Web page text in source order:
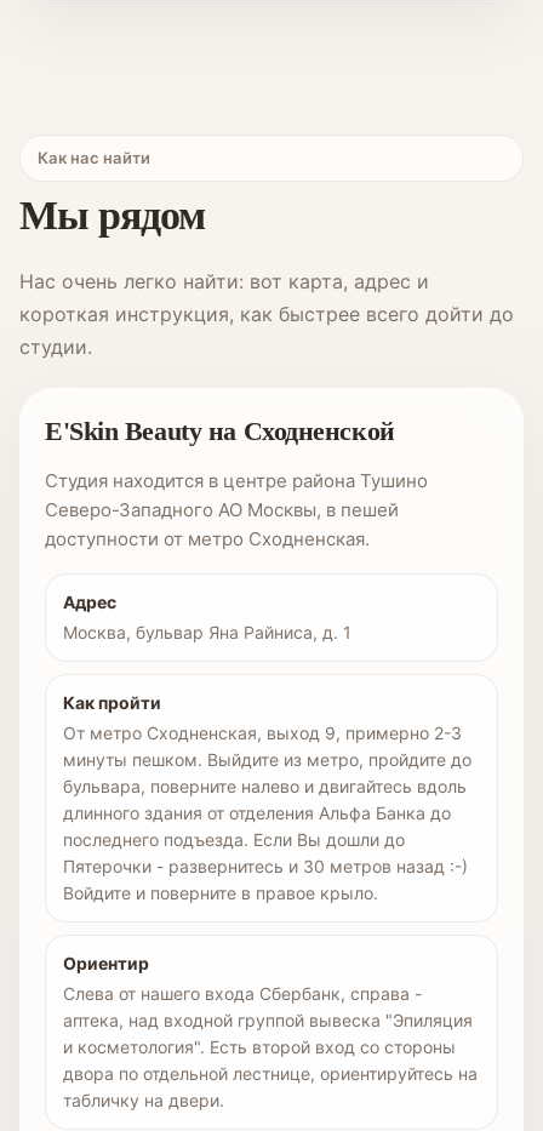
Как нас найти
Мы рядом
Нас очень легко найти: вот карта, адрес и
короткая инструкция, как быстрее всего дойти до
студии.
E'Skin Beauty на Сходненской
Студия находится в центре района Тушино
Северо-Западного АО Москвы, в пешей
доступности от метро Сходненская.
Адрес
Москва, бульвар Яна Райниса, д. 1
Как пройти
От метро Сходненская, выход 9, примерно 2-3
минуты пешком. Выйдите из метро, пройдите до
бульвара, поверните налево и двигайтесь вдоль
длинного здания от отделения Альфа Банка до
последнего подъезда. Если Вы дошли до
Пятерочки - развернитесь и 30 метров назад :-)
Войдите и поверните в правое крыло.
Ориентир
Слева от нашего входа Сбербанк, справа -
аптека, над входной группой вывеска "Эпиляция
и косметология". Есть второй вход со стороны
двора по отдельной лестнице, ориентируйтесь на
табличку на двери.